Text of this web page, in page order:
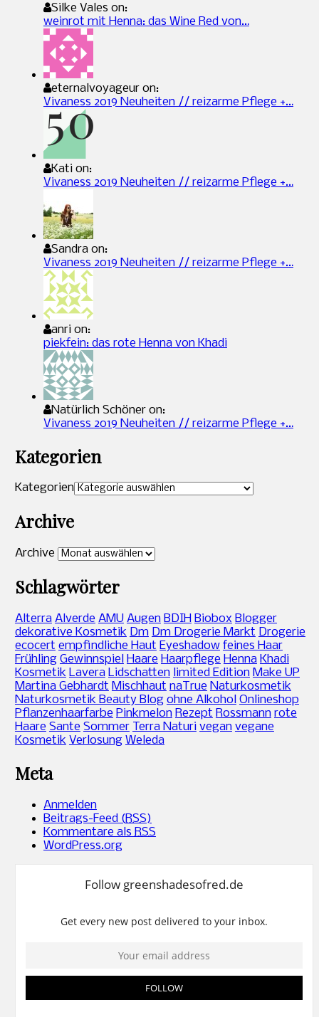
Silke Vales on:
weinrot mit Henna: das Wine Red von…
eternalvoyageur on:
Vivaness 2019 Neuheiten // reizarme Pflege +…
Kati on:
Vivaness 2019 Neuheiten // reizarme Pflege +…
Sandra on:
Vivaness 2019 Neuheiten // reizarme Pflege +…
anri on:
piekfein: das rote Henna von Khadi
Natürlich Schöner on:
Vivaness 2019 Neuheiten // reizarme Pflege +…
Kategorien
Kategorien
Archive
Archive
Schlagwörter
Alterra Alverde AMU Augen BDIH Biobox Blogger
dekorative Kosmetik Dm Dm Drogerie Markt Drogerie
ecocert empfindliche Haut Eyeshadow feines Haar
Frühling Gewinnspiel Haare Haarpflege Henna Khadi
Kosmetik Lavera Lidschatten limited Edition Make UP
Martina Gebhardt Mischhaut naTrue Naturkosmetik
Naturkosmetik Beauty Blog ohne Alkohol Onlineshop
Pflanzenhaarfarbe Pinkmelon Rezept Rossmann rote
Haare Sante Sommer Terra Naturi vegan vegane
Kosmetik Verlosung Weleda
Meta
Anmelden
Beitrags-Feed (RSS)
Kommentare alsRSS
WordPress.org